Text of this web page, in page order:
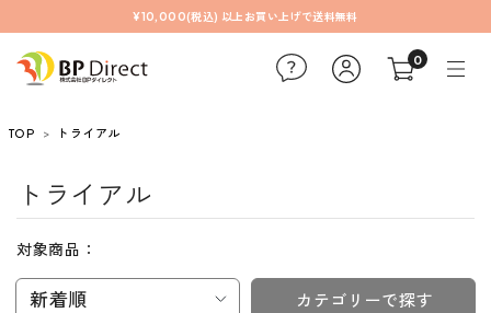
¥10,000(税込) 以上お買い上げで送料無料
0
TOP トライアル
トライアル
対象商品：
新着順 カテゴリーで探す